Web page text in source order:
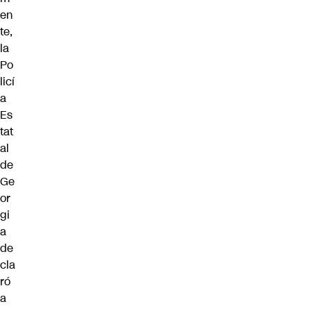
en
te,
la
Po
licí
a
Es
tat
al
de
Ge
or
gi
a
de
cla
ró
a